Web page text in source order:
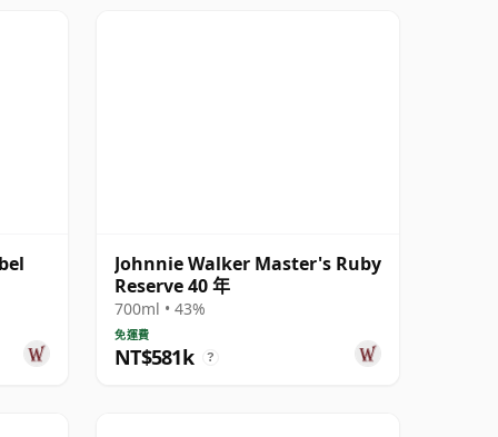
Johnnie Walker Master's Ruby
Reserve 40 年
700ml • 43%
免運費
NT$581k ?